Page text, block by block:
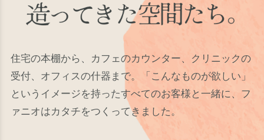
住宅の本棚から、カフェのカウンター、クリニックの
受付、オフィスの什器まで。「こんなものが欲しい」
というイメージを持ったすべてのお客様と一緒に、フ
ァニオはカタチをつくってきました。